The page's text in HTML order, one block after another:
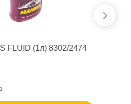
FLUID (1л) 8302/2474